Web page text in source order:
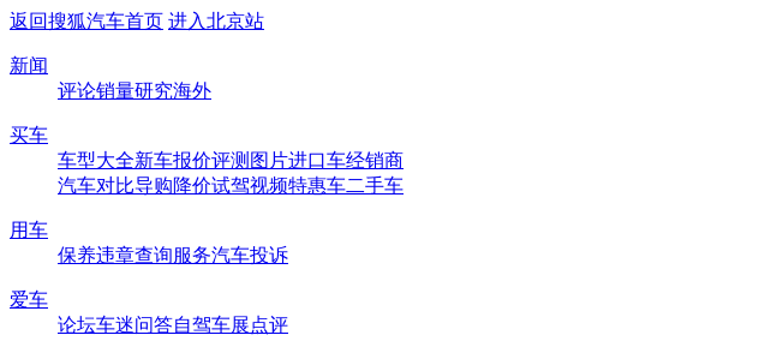
返回搜狐汽车首页 进入北京站
新闻
评论销量研究海外
买车
车型大全新车报价评测 图片进口车经销商
汽车对比导购降价试驾视频特惠车二手车
用车
保养违章查询服务汽车投诉
爱车
论坛车迷问答自驾车展点评